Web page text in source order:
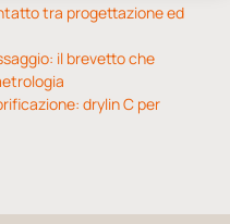
tra progettazione ed
il brevetto che
drylin C per